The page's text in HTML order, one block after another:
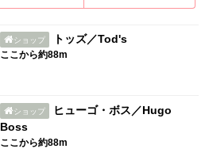
ショップ トッズ／Tod's
ここから約88m
ショップ
ヒューゴ・ボス／Hugo
Boss
ここから約88m